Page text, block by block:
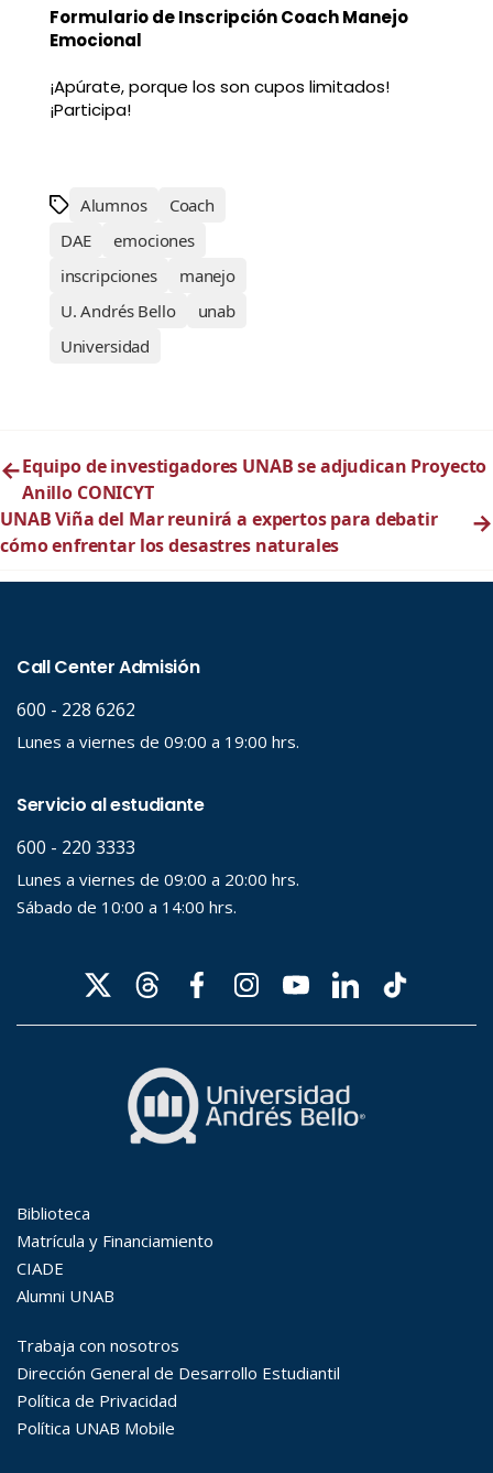
Formulario de Inscripción Coach Manejo
Emocional
¡Apúrate, porque los son cupos limitados!
¡Participa!
Alumnos
Coach
DAE
emociones
inscripciones
manejo
U. Andrés Bello
unab
Universidad
←Equipo de investigadores UNAB se adjudican Proyecto
Anillo CONICYT
UNAB Viña del Mar reunirá a expertos para debatir
cómo enfrentar los desastres naturales
→